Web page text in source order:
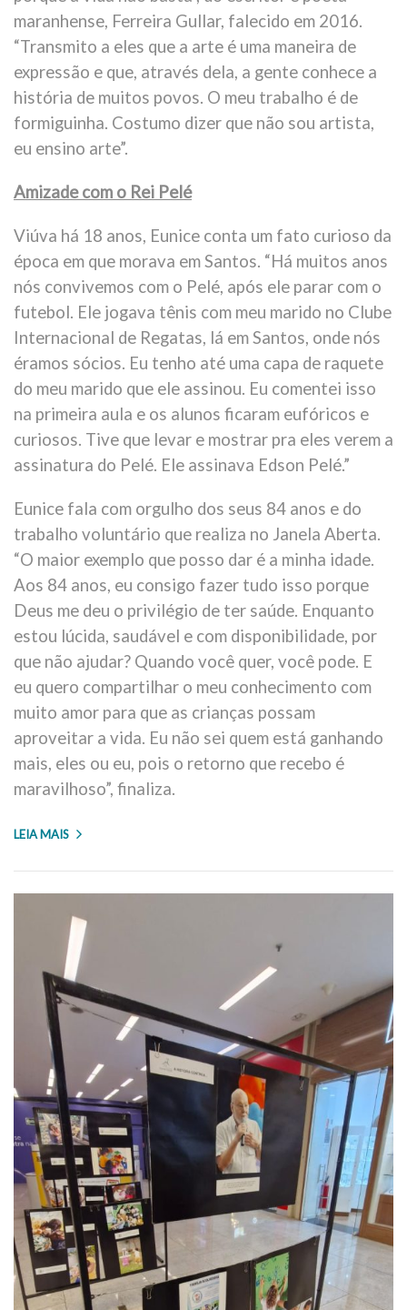
maranhense, Ferreira Gullar, falecido em 2016.
“Transmito a eles que a arte é uma maneira de
expressão e que, através dela, a gente conhece a
história de muitos povos. O meu trabalho é de
formiguinha. Costumo dizer que não sou artista,
eu ensino arte”.
Amizade com o Rei Pelé
Viúva há 18 anos, Eunice conta um fato curioso da
época em que morava em Santos. “Há muitos anos
nós convivemos com o Pelé, após ele parar com o
futebol. Ele jogava tênis com meu marido no Clube
Internacional de Regatas, lá em Santos, onde nós
éramos sócios. Eu tenho até uma capa de raquete
do meu marido que ele assinou. Eu comentei isso
na primeira aula e os alunos ficaram eufóricos e
curiosos. Tive que levar e mostrar pra eles verem a
assinatura do Pelé. Ele assinava Edson Pelé.”
Eunice fala com orgulho dos seus 84 anos e do
trabalho voluntário que realiza no Janela Aberta.
“O maior exemplo que posso dar é a minha idade.
Aos 84 anos, eu consigo fazer tudo isso porque
Deus me deu o privilégio de ter saúde. Enquanto
estou lúcida, saudável e com disponibilidade, por
que não ajudar? Quando você quer, você pode. E
eu quero compartilhar o meu conhecimento com
muito amor para que as crianças possam
aproveitar a vida. Eu não sei quem está ganhando
mais, eles ou eu, pois o retorno que recebo é
maravilhoso”, finaliza.
LEIA MAIS